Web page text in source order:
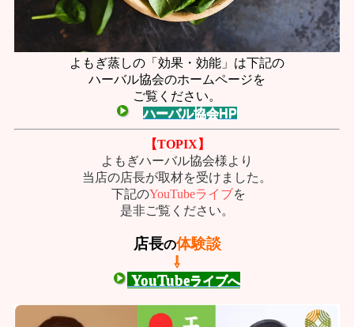
よもぎ蒸しの「効果・効能」は下記の
ハーバル協会のホームページを
ご覧ください。
ハーバル協会HP
【TOPIX】
よもぎハーバル協会様より
当店の店長が取材を受けました。
下記のYouTubeライブを
是非ご覧ください。
店長の体験談
⇩
YouTubeライブへ